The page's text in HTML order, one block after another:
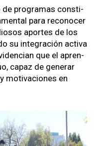
de pro­gra­mas con­sti­
para recono­cer
aportes de los
su inte­gración acti­va
que el apren­
capaz de gener­ar
moti­va­ciones en